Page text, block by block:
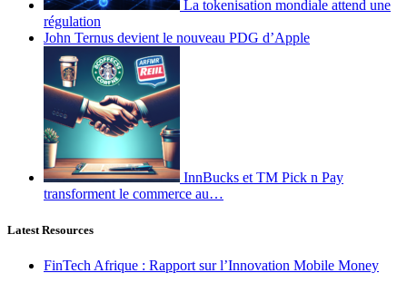
La tokenisation mondiale attend une
régulation
John Ternus devient le nouveau PDG d’Apple
InnBucks et TM Pick n Pay
transforment le commerce au…
Latest Resources
FinTech Afrique : Rapport sur l’Innovation Mobile Money